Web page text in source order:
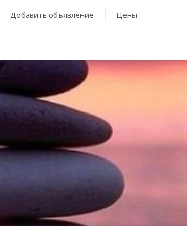
Добавить объявление Цены